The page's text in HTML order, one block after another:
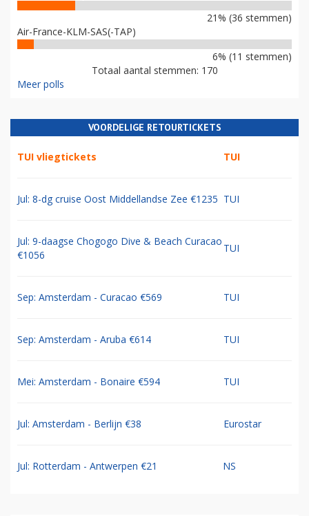
21% (36 stemmen)
Air-France-KLM-SAS(-TAP)
6% (11 stemmen)
Totaal aantal stemmen: 170
Meer polls
VOORDELIGE RETOURTICKETS
TUI vliegtickets TUI
Jul: 8-dg cruise Oost Middellandse Zee €1235 TUI
Jul: 9-daagse Chogogo Dive & Beach Curacao
€1056
TUI
Sep: Amsterdam - Curacao €569 TUI
Sep: Amsterdam - Aruba €614 TUI
Mei: Amsterdam - Bonaire €594 TUI
Jul: Amsterdam - Berlijn €38 Eurostar
Jul: Rotterdam - Antwerpen €21 NS